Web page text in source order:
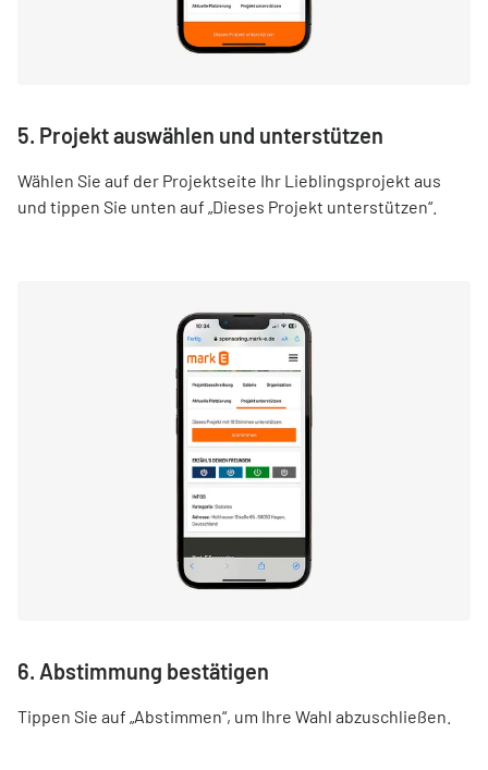
5. Projekt auswählen und unterstützen
Wählen Sie auf der Projektseite Ihr Lieblingsprojekt aus
und tippen Sie unten auf „Dieses Projekt unterstützen“.
6. Abstimmung bestätigen
Tippen Sie auf „Abstimmen“, um Ihre Wahl abzuschließen.